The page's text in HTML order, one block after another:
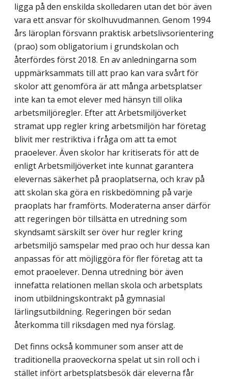
ligga på den enskilda skolledaren utan det bör även
vara ett ansvar för skolhuvudmannen. Genom 1994
års läroplan försvann praktisk arbets­livsorientering
(prao) som obligatorium i grundskolan och
återfördes först 2018. En av anledningarna som
uppmärksammats till att prao kan vara svårt för
skolor att genomföra är att många arbetsplatser
inte kan ta emot elever med hänsyn till olika
arbetsmiljöregler. Efter att Arbetsmiljöverket
stramat upp regler kring arbetsmiljön har företag
blivit mer restriktiva i fråga om att ta emot
praoelever. Även skolor har kritiserats för att de
enligt Arbetsmiljöverket inte kunnat garantera
elevernas säkerhet på praoplatserna, och krav på
att skolan ska göra en riskbedömning på varje
praoplats har framförts. Moderaterna anser därför
att regeringen bör tillsätta en utredning som
skyndsamt särskilt ser över hur regler kring
arbetsmiljö samspelar med prao och hur dessa kan
anpassas för att möjlig­göra för fler företag att ta
emot praoelever. Denna utredning bör även
innefatta relatio­nen mellan skola och arbetsplats
inom utbildningskontrakt på gymnasial
lärlingsutbild­ning. Regeringen bör sedan
återkomma till riksdagen med nya förslag.
Det finns också kommuner som anser att de
traditionella praoveckorna spelat ut sin roll och i
stället infört arbetsplatsbesök där eleverna får